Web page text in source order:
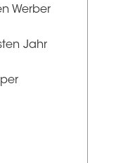
Werber
Jahr